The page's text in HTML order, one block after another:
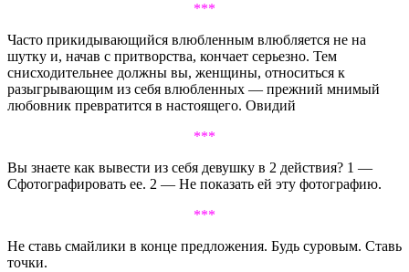
***
Часто прикидывающийся влюбленным влюбляется не на
шутку и, начав с притворства, кончает серьезно. Тем
снисходительнее должны вы, женщины, относиться к
разыгрывающим из себя влюбленных — прежний мнимый
любовник превратится в настоящего. Овидий
***
Вы знаете как вывести из себя девушку в 2 действия? 1 —
Сфотографировать ее. 2 — Не показать ей эту фотографию.
***
Не ставь смайлики в конце предложения. Будь суровым. Ставь
точки.